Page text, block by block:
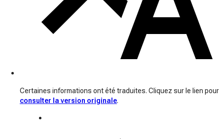
Certaines informations ont été traduites. Cliquez sur le lien pour
consulter la version originale.